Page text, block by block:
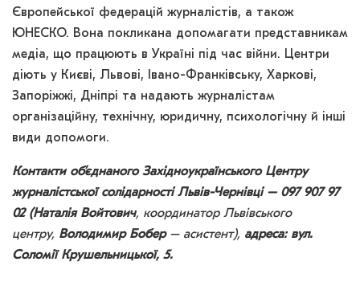
Європейської федерацій журналістів, а також
ЮНЕСКО. Вона покликана допомагати представникам
медіа, що працюють в Україні під час війни. Центри
діють у Києві, Львові, Івано-Франківську, Харкові,
Запоріжжі, Дніпрі та надають журналістам
організаційну, технічну, юридичну, психологічну й інші
види допомоги.
Контакти об’єднаного Західноукраїнського Центру
журналістської солідарності Львів-Чернівці – 097 907 97
02 (Наталія Войтович, координатор Львівського
центру, Володимир Бобер– асистент), адреса: вул.
Соломії Крушельницької, 5.